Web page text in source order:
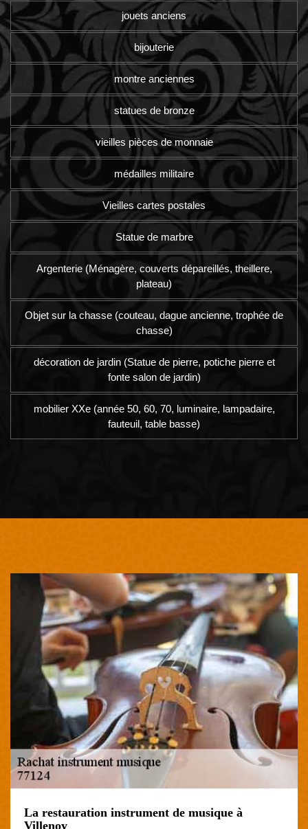
jouets anciens
bijouterie
montre anciennes
statues de bronze
vieilles pièces de monnaie
médailles militaire
Vieilles cartes postales
Statue de marbre
Argenterie (Ménagère, couverts dépareillés, theillere,
plateau)
Objet sur la chasse (couteau, dague ancienne, trophée de
chasse)
décoration de jardin (Statue de pierre, potiche pierre et
fonte salon de jardin)
mobilier XXe (année 50, 60, 70, luminaire, lampadaire,
fauteuil, table basse)
La restauration instrument de musique à
Villenoy